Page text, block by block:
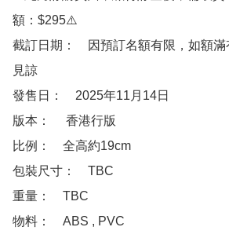
額：$295⚠️
截訂日期：　因預訂名額有限，如額
見諒
發售日：　2025年11月14日
版本：　 香港行版
比例：　全高約19cm
包裝尺寸：　TBC
重量：　TBC
物料：　ABS , PVC